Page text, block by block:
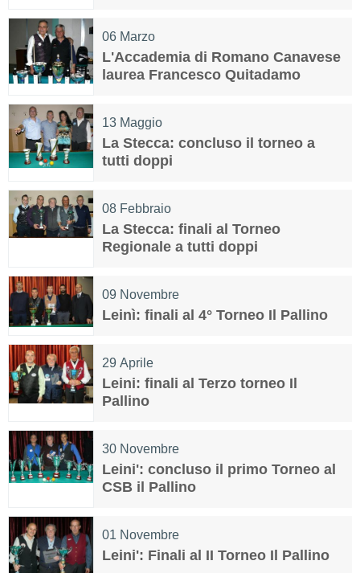
06 Marzo
L'Accademia di Romano Canavese
laurea Francesco Quitadamo
13 Maggio
La Stecca: concluso il torneo a
tutti doppi
08 Febbraio
La Stecca: finali al Torneo
Regionale a tutti doppi
09 Novembre
Leinì: finali al 4° Torneo Il Pallino
29 Aprile
Leini: finali al Terzo torneo Il
Pallino
30 Novembre
Leini': concluso il primo Torneo al
CSB il Pallino
01 Novembre
Leini': Finali al II Torneo Il Pallino